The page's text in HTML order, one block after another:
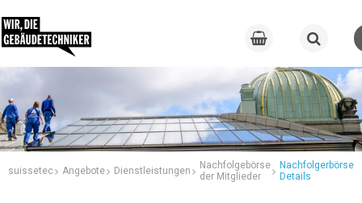
suissetec Angebote Dienstleistungen
Nachfolgebörse
der Mitglieder
Nachfolgerbörse
Details